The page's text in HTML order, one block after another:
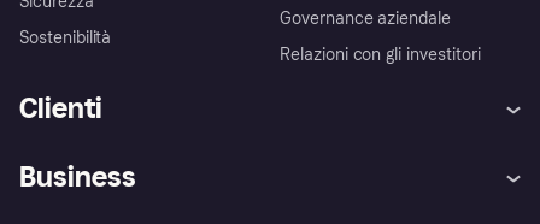
Sostenibilità
Governance aziendale
Relazioni con gli investitori
Clienti
Business